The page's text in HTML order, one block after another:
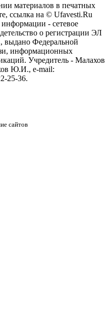
материалов в печатных
ссылка на © Ufavesti.Ru
информации - сетевое
о регистрации ЭЛ
выдано Федеральной
информационных
Учредитель - Малахов
Ю.И., e-mail:
25-36.
сайтов